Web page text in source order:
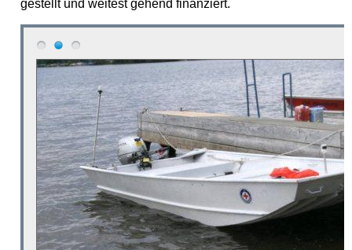
gestellt und weitest gehend finanziert.